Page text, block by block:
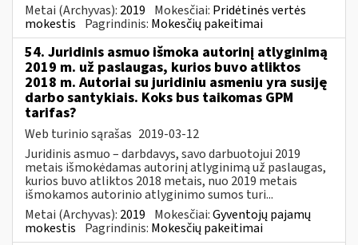
Metai (Archyvas): 2019 Mokesčiai: Pridėtinės vertės
mokestis Pagrindinis: Mokesčių pakeitimai
54. Juridinis asmuo išmoka autorinį atlyginimą
2019 m. už paslaugas, kurios buvo atliktos
2018 m. Autoriai su juridiniu asmeniu yra susiję
darbo santykiais. Koks bus taikomas GPM
tarifas?
Web turinio sąrašas 2019-03-12
Juridinis asmuo – darbdavys, savo darbuotojui 2019
metais išmokėdamas autorinį atlyginimą už paslaugas,
kurios buvo atliktos 2018 metais, nuo 2019 metais
išmokamos autorinio atlyginimo sumos turi...
Metai (Archyvas): 2019 Mokesčiai:Gyventojų pajamų
mokestis Pagrindinis: Mokesčių pakeitimai